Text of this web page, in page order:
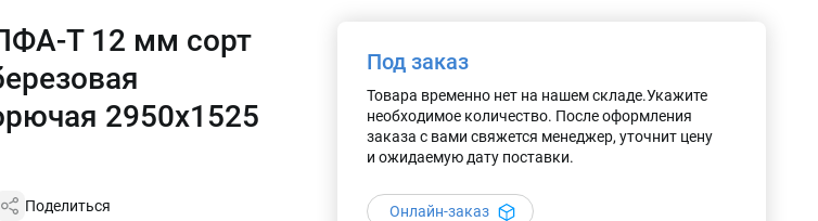
Т 12 мм сорт
2950х1525
Поделиться
Под заказ
Товара временно нет на нашем складе.Укажите
необходимое количество. После оформления
заказа с вами свяжется менеджер, уточнит цену
и ожидаемую дату поставки.
Онлайн-заказ